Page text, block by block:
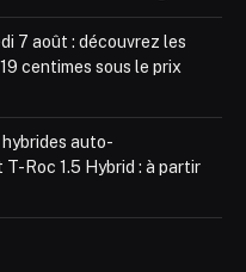
7 août : découvrez les
centimes sous le prix
auto-
Roc 1.5 Hybrid : à partir